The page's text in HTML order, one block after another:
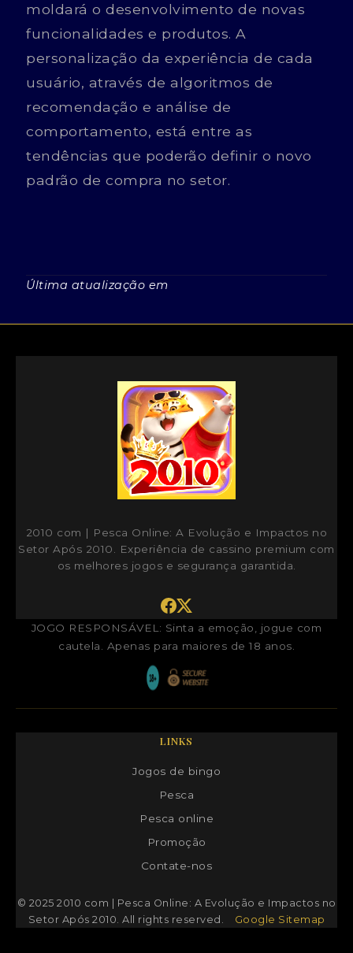
moldará o desenvolvimento de novas
funcionalidades e produtos. A
personalização da experiência de cada
usuário, através de algoritmos de
recomendação e análise de
comportamento, está entre as
tendências que poderão definir o novo
padrão de compra no setor.
Última atualização em
2010 com | Pesca Online: A Evolução e Impactos no
Setor Após 2010
. Experiência de cassino premium com
os melhores jogos e segurança garantida.
JOGO RESPONSÁVEL: Sinta a emoção, jogue com
cautela. Apenas para maiores de 18 anos.
LINKS
Jogos de bingo
Pesca
Pesca online
Promoção
Contate-nos
© 2025 2010 com | Pesca Online: A Evolução e Impactos no
Setor Após 2010 . All rights reserved. Google Sitemap